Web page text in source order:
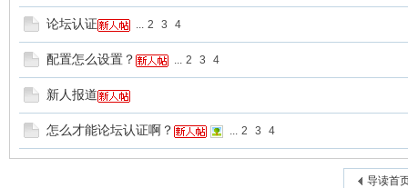
论坛认证 ... 2 3 4
配置怎么设置？ ... 2 3 4
新人报道
怎么才能论坛认证啊？ ... 2 3 4
导读首